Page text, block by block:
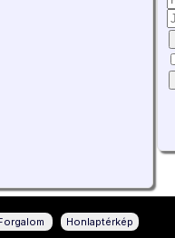
| Honlaptérkép